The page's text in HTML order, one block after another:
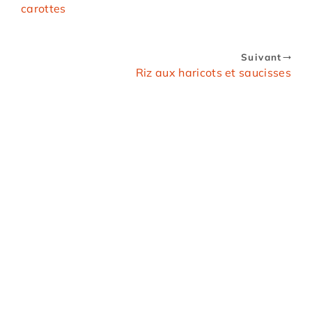
carottes
Suivant
Riz aux haricots et saucisses